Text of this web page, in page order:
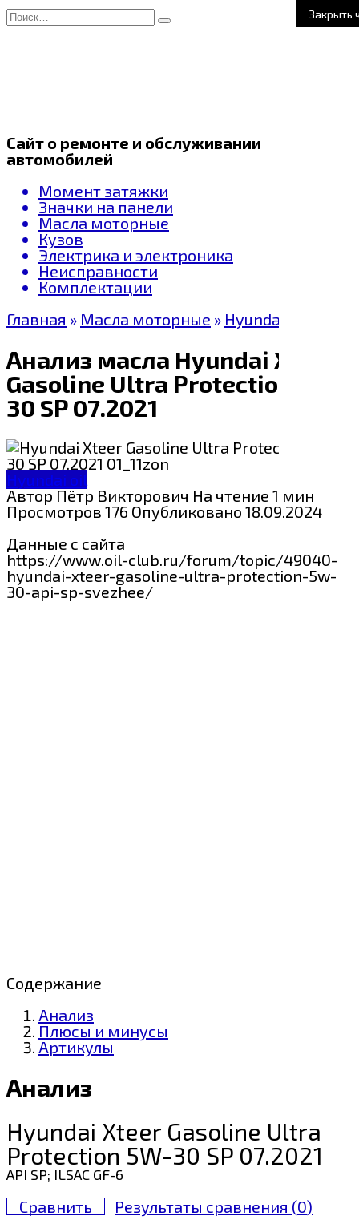
Закрыть
Перейти
к
Search
for:
Сайт о ремонте и обслуживании
автомобилей
Момент затяжки
Значки на панели
Масла моторные
Кузов
Электрика и электроника
Неисправности
Комплектации
Главная » Масла моторные » Hyundai oil
Анализ масла Hyundai Xteer
Gasoline Ultra Protection 5W-
30 SP 07.2021
Hyundai oil
АвторПётр Викторович На чтение 1 мин
Просмотров 176 Опубликовано 18.09.2024
Данные с сайта
https://www.oil-club.ru/forum/topic/49040-
hyundai-xteer-gasoline-ultra-protection-5w-
30-api-sp-svezhee/
Содержание
Анализ
Плюсы и минусы
Артикулы
Анализ
Hyundai Xteer Gasoline Ultra
Protection 5W-30 SP 07.2021
API SP; ILSAC GF-6
Сравнить Результаты сравнения (0)